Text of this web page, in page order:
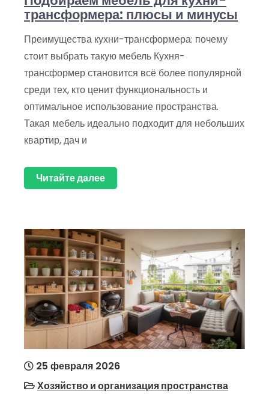
трансформера: плюсы и минусы
Преимущества кухни-трансформера: почему
стоит выбрать такую мебель Кухня-
трансформер становится всё более популярной
среди тех, кто ценит функциональность и
оптимальное использование пространства.
Такая мебель идеально подходит для небольших
квартир, дач и
Читайте далее
25 февраля 2026
Хозяйство и организация пространства